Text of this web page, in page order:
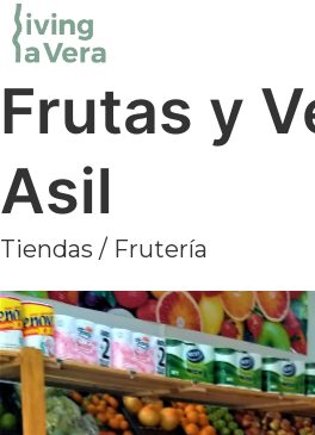
Frutas y
Asil
Tiendas / Frutería